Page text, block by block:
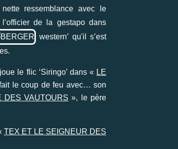
ressemblance avec le
de la gestapo dans
western’ qu'il s’est
le flic ‘Siringo’ dans « LE
le coup de feu avec… son
DES VAUTOURS », le père
TEX ET LE SEIGNEUR DES